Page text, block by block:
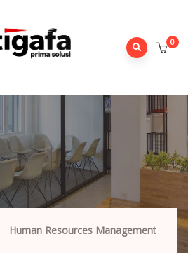
0
Human Resources Management